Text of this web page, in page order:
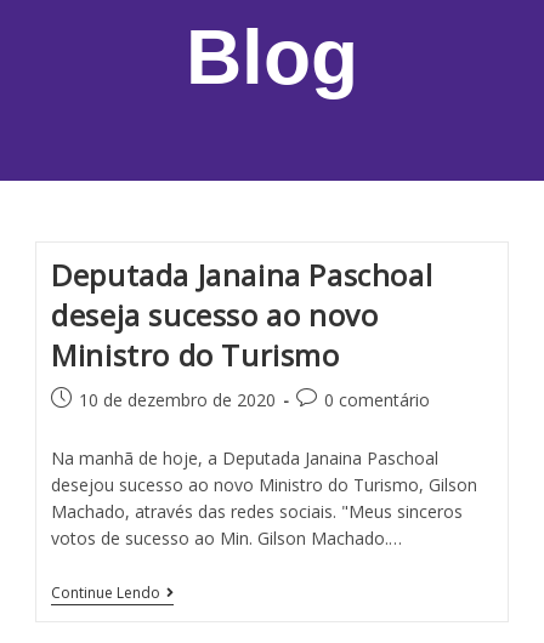
Blog
Deputada Janaina Paschoal
deseja sucesso ao novo
Ministro do Turismo
10 de dezembro de 2020 0 comentário
Na manhã de hoje, a Deputada Janaina Paschoal
desejou sucesso ao novo Ministro do Turismo, Gilson
Machado, através das redes sociais. "Meus sinceros
votos de sucesso ao Min. Gilson Machado.…
Continue Lendo